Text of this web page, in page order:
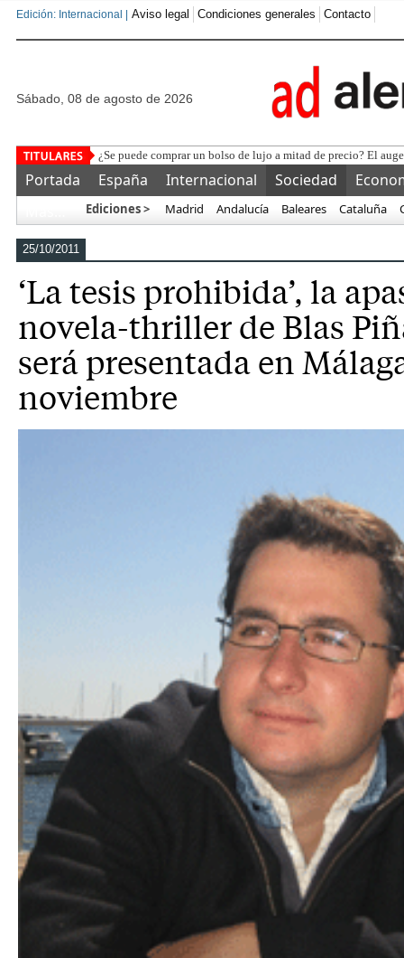
Edición: Internacional | Aviso legal Condiciones generales Contacto
sábado, 08 de agosto de 2026
Policías y guardias civ
Portada España Internacional Sociedad
Ediciones > Madrid Andalucía Baleares Cataluña
25/10/2011
‘La tesis prohibida’, la
novela-thriller de Blas
será presentada en
noviembre